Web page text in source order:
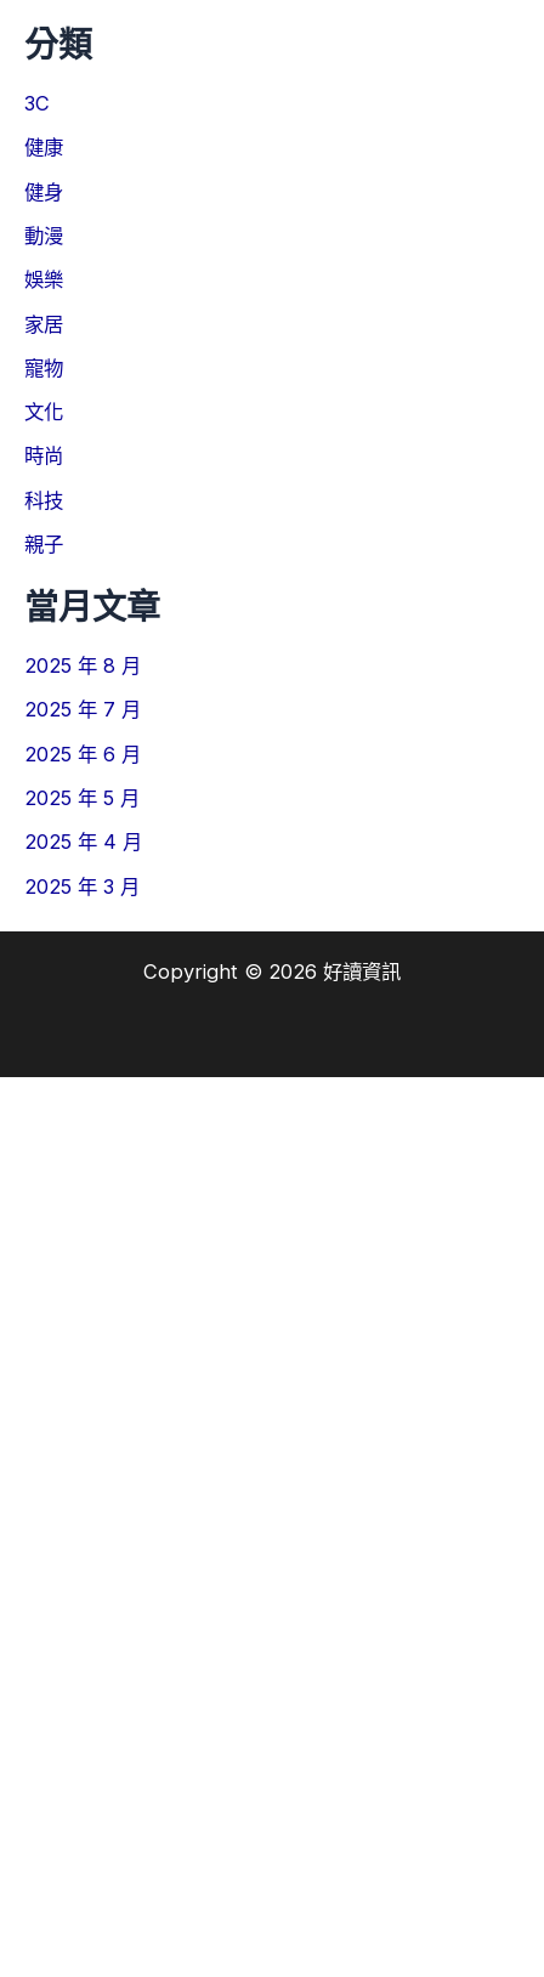
分類
3C
健康
健身
動漫
娛樂
家居
寵物
文化
時尚
科技
親子
當月文章
2025 年 8 月
2025 年 7 月
2025 年 6 月
2025 年 5 月
2025 年 4 月
2025 年 3 月
Copyright © 2026 好讀資訊